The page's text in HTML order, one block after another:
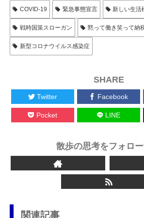
COVID-19 緊急事態宣言 新しい生活
戦時国策スローガン 黙って働き笑って納
新型コロナウイルス感染症
SHARE
Twitter Facebook
Pocket LINE
散歩の思考をフォロ
関連記事